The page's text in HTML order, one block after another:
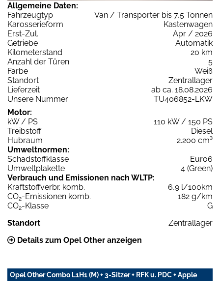
Allgemeine Daten:
Fahrzeugtyp
Van / Transporter bis 7,5 Tonnen
Karosserieform
Kastenwagen
Erst-Zul.
Apr / 2026
Getriebe
Automatik
Kilometerstand
20 km
Anzahl der Türen
5
Farbe
Weiß
Standort
Zentrallager
Lieferzeit
ab ca. 18.08.2026
Unsere Nummer
TU406852-LKW
Motor:
kW / PS
110 kW / 150 PS
Treibstoff
Diesel
Hubraum
2.200 cm³
Umweltnormen:
Schadstoffklasse
Euro6
Umweltplakette
4 (Green)
Verbrauch und Emissionen nach WLTP:
Kraftstoffverbr. komb.
6,9 l/100km
CO2-Emissionen komb.
182 g/km
CO2-Klasse
G
Standort
Zentrallager
Details zum Opel Other anzeigen
Opel Other Combo L1H1 (M) + 3-Sitzer + RFK u. PDC + Apple